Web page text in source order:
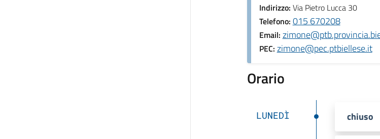
Indirizzo: Via Pietro Lucca 30
Telefono: 015 670208
Email:
PEC: zimone@pec.ptbiellese.it
Orario
LUNEDÌ chiuso